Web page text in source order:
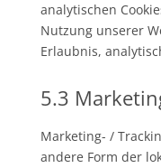
analytischen
Nutzung unserer
Erlaubnis,
5.3
Marketing- /
andere Form der